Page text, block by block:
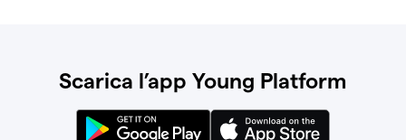
Scarica l’app Young Platform